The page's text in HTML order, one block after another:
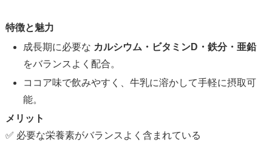
特徴と魅力
成長期に必要な カルシウム・ビタミンD・鉄分・亜鉛
をバランスよく配合。
ココア味で飲みやすく、牛乳に溶かして手軽に摂取可
能。
メリット
✅ 必要な栄養素がバランスよく含まれている